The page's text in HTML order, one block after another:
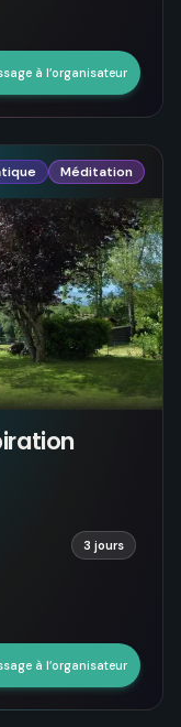
à l’organisateur
Méditation
3 jours
à l’organisateur